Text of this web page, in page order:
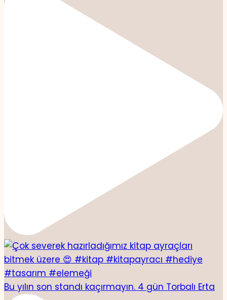
Bu yılın son standı kaçırmayın. 4 gün Torbalı Erta